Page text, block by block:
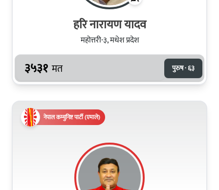
हरि नारायण यादव
महोत्तरी-३, मधेश प्रदेश
३५३१ मत पुरुष · ६३
नेपाल कम्युनिष्ट पार्टी (एमाले)